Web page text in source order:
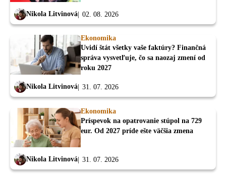
Nikola Litvinová 02. 08. 2026
Ekonomika
Uvidí štát všetky vaše faktúry? Finančná
správa vysvetľuje, čo sa naozaj zmení od
roku 2027
Nikola Litvinová 31. 07. 2026
Ekonomika
Príspevok na opatrovanie stúpol na 729
eur. Od 2027 príde ešte väčšia zmena
Nikola Litvinová 31. 07. 2026